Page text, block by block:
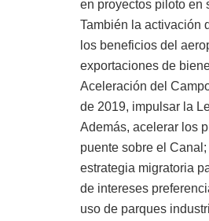
en proyectos piloto en
También la activación
los beneficios del
exportaciones de
Aceleración del
de 2019, impulsar la
Además, acelerar los
puente sobre el
estrategia migratoria
de intereses
uso de parques